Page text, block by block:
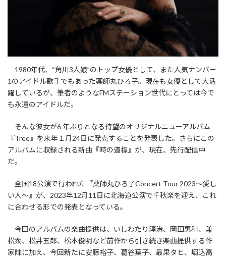
1980年代、“角川3人娘”のトップ女優として、また人気ナンバー
1のアイドル歌手でもあった薬師丸ひろ子。現在も女優として大活
躍しているが、筆者のようなFMステーション世代にとっては今で
も永遠のアイドルだ。
そんな彼女が6 年ぶりとなる待望のオリジナルニューアルバム
『Tree』を来年１月24日に発売することを発表した。さらにこの
アルバムに収録される新曲『時の道標』が、現在、先行配信中
だ。
全国18公演で行われた『薬師丸ひろ子Concert Tour 2023～愛し
い人～』が、2023年12月11日に北海道公演で千秋楽を迎え、これ
に合わせる形での発表となっている。
今回のアルバムの楽曲提供は、いしわたり淳治、岡田惠和、兼
松衆、松井五郎、松本俊明など前作から引き続き楽曲提供する作
家陣に加え、今回新たに安藤裕子、葛谷葉子、最果タヒ、堀込高